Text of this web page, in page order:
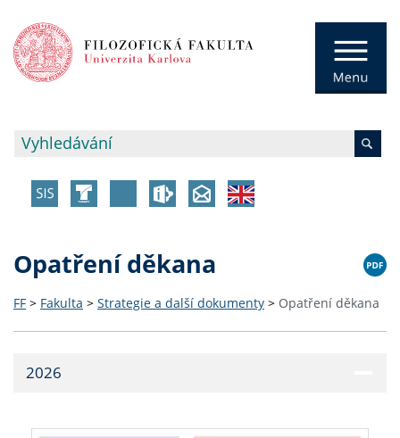
Opatření děkana
FF > Fakulta > Strategie a další dokumenty > Opatření děkana
2026